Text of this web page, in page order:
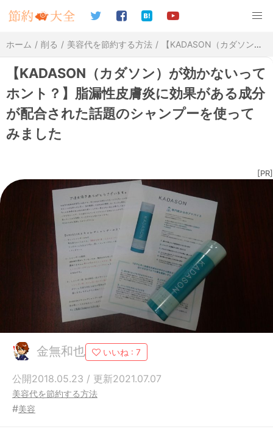
ホーム 削る 美容代を節約する方法 【KADASON（カダソン）が効かないってホント？】脂漏性皮膚炎に効果がある成分が配合された話題のシャンプーを使ってみました
【KADASON（カダソン）が効かないって
ホント？】脂漏性皮膚炎に効果がある成分
が配合された話題のシャンプーを使って
みました
[PR]
金無和也 いいね : 7
公開2018.05.23 / 更新2021.07.07
美容代を節約する方法
#美容